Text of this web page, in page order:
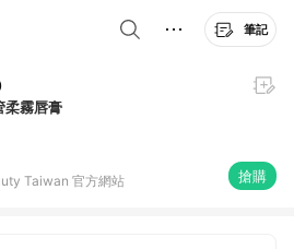
筆記
柔霧唇膏
Taiwan 官方網站 搶購